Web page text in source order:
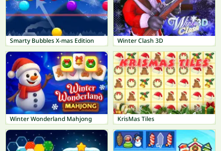
Smarty Bubbles X-mas Edition Winter Clash 3D
Winter Wonderland Mahjong KrisMas Tiles